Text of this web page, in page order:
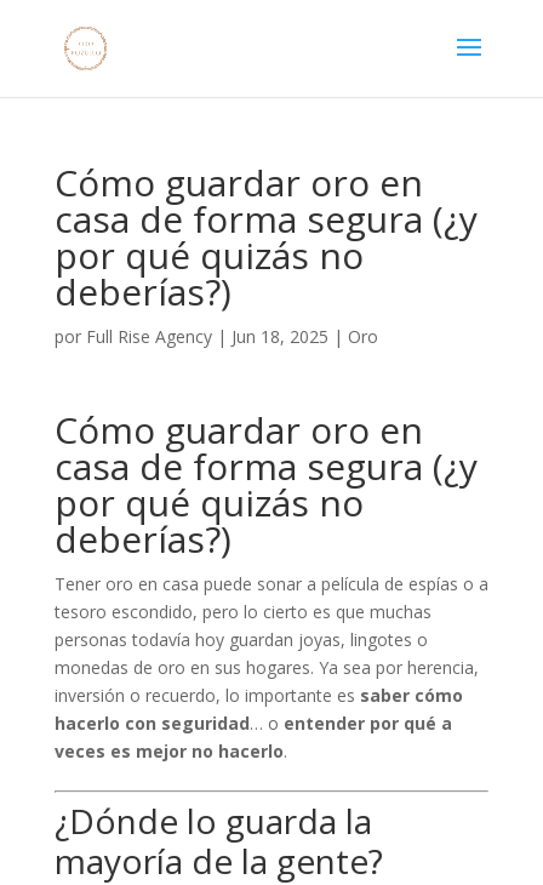
Cómo guardar oro en
casa de forma segura (¿y
por qué quizás no
deberías?)
por Full Rise Agency| Jun 18, 2025 | Oro
Cómo guardar oro en
casa de forma segura (¿y
por qué quizás no
deberías?)
Tener oro en casa puede sonar a película de espías o a
tesoro escondido, pero lo cierto es que muchas
personas todavía hoy guardan joyas, lingotes o
monedas de oro en sus hogares. Ya sea por herencia,
inversión o recuerdo, lo importante es saber cómo
hacerlo con seguridad… o entender por qué a
veces es mejor no hacerlo.
¿Dónde lo guarda la
mayoría de la gente?